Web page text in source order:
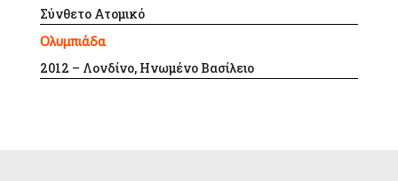
Σύνθετο Ατομικό
Ολυμπιάδα
2012 – Λονδίνο, Ηνωμένο Βασίλειο